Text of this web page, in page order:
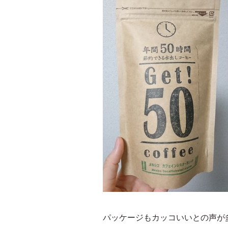
パッケージもカッコいいとの声が